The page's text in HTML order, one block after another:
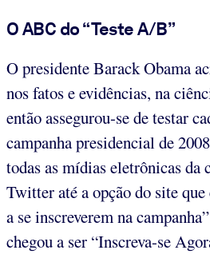
O ABC do “Teste A/B”
O presidente Barack Obama
nos fatos e evidências, na
então assegurou-se de testar
campanha presidencial de
todas as mídias eletrônicas da
Twitter até a opção do site que
a se inscreverem na
chegou a ser “Inscreva-se